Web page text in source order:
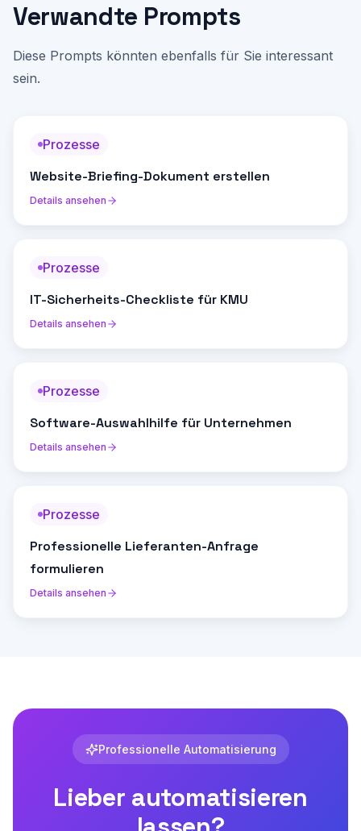
Verwandte Prompts
Diese Prompts könnten ebenfalls für Sie interessant
sein.
Prozesse
Website-Briefing-Dokument erstellen
Details ansehen
Prozesse
IT-Sicherheits-Checkliste für KMU
Details ansehen
Prozesse
Software-Auswahlhilfe für Unternehmen
Details ansehen
Prozesse
Professionelle Lieferanten-Anfrage
formulieren
Details ansehen
Professionelle Automatisierung
Lieber automatisieren